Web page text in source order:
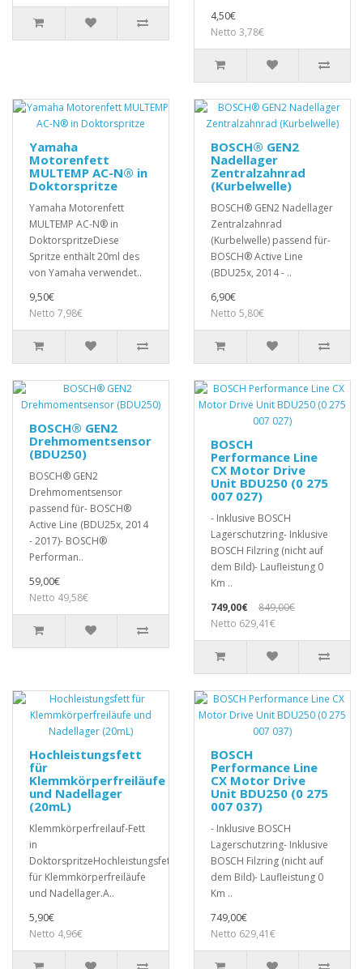
4,50€
Netto 3,78€
Yamaha
Motorenfett
MULTEMP AC-N® in
Doktorspritze
Yamaha Motorenfett
MULTEMP AC-N® in
DoktorspritzeDiese
Spritze enthält 20ml des
von Yamaha verwendet..
9,50€
Netto 7,98€
BOSCH® GEN2
Nadellager
Zentralzahnrad
(Kurbelwelle)
BOSCH® GEN2 Nadellager
Zentralzahnrad
(Kurbelwelle) passend für-
BOSCH® Active Line
(BDU25x, 2014 - ..
6,90€
Netto 5,80€
BOSCH® GEN2
Drehmomentsensor
(BDU250)
BOSCH® GEN2
Drehmomentsensor
passend für- BOSCH®
Active Line (BDU25x, 2014
- 2017)- BOSCH®
Performan..
59,00€
Netto 49,58€
BOSCH
Performance Line
CX Motor Drive
Unit BDU250 (0 275
007 027)
- Inklusive BOSCH
Lagerschutzring- Inklusive
BOSCH Filzring (nicht auf
dem Bild)- Laufleistung 0
Km ..
749,00€
849,00€
Netto 629,41€
Hochleistungsfett
für
Klemmkörperfreiläufe
und Nadellager
(20mL)
Klemmkörperfreilauf-Fett
in
DoktorspritzeHochleistungsfett
für Klemmkörperfreiläufe
und Nadellager.A..
5,90€
Netto 4,96€
BOSCH
Performance Line
CX Motor Drive
Unit BDU250 (0 275
007 037)
- Inklusive BOSCH
Lagerschutzring- Inklusive
BOSCH Filzring (nicht auf
dem Bild)- Laufleistung 0
Km ..
749,00€
Netto 629,41€